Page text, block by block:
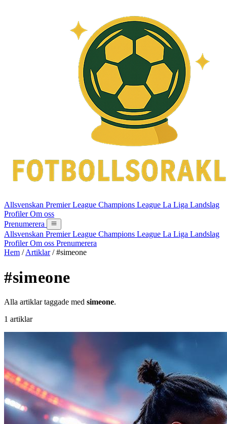
Allsvenskan Premier League Champions League La Liga Landslag
ProfilerOm oss
Prenumerera
Allsvenskan Premier League Champions League La Liga Landslag
ProfilerOm oss Prenumerera
Hem / Artiklar / #simeone
#simeone
Alla artiklar taggade med simeone.
1 artiklar